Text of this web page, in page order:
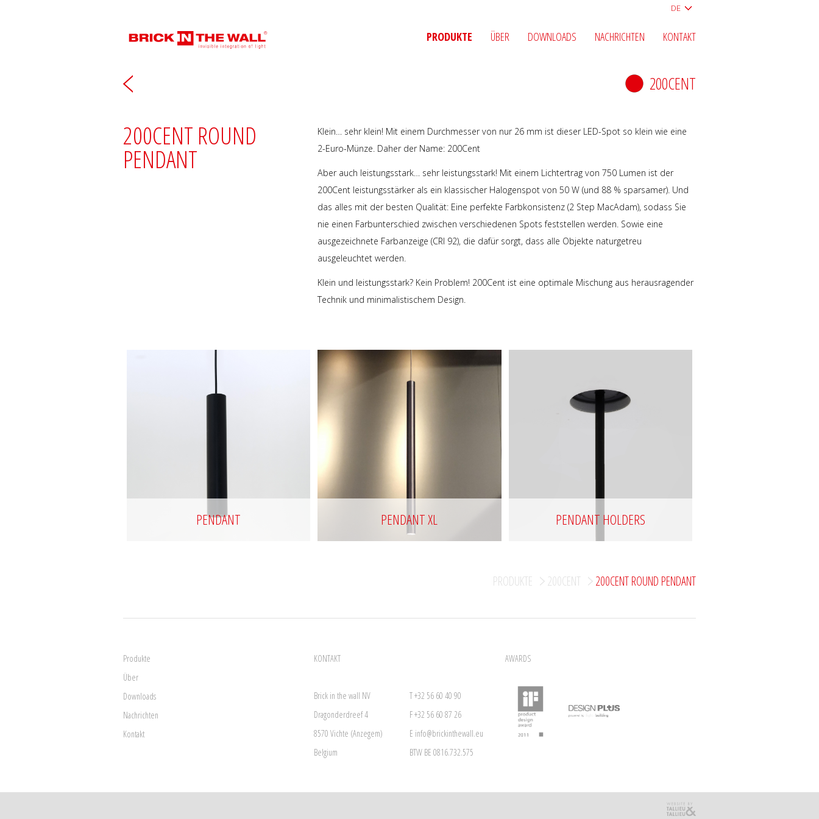
PRODUKTE ÜBER DOWNLOADS NACHRICHTEN KONTAKT
DE
200CENT
200CENT ROUND
PENDANT
Klein… sehr klein! Mit einem Durchmesser von nur 26 mm ist dieser LED-Spot so klein wie eine
2-Euro-Münze. Daher der Name: 200Cent
Aber auch leistungsstark… sehr leistungsstark! Mit einem Lichtertrag von 750 Lumen ist der
200Cent leistungsstärker als ein klassischer Halogenspot von 50 W (und 88 % sparsamer). Und
das alles mit der besten Qualität: Eine perfekte Farbkonsistenz (2 Step MacAdam), sodass Sie
nie einen Farbunterschied zwischen verschiedenen Spots feststellen werden. Sowie eine
ausgezeichnete Farbanzeige (CRI 92), die dafür sorgt, dass alle Objekte naturgetreu
ausgeleuchtet werden.
Klein und leistungsstark? Kein Problem! 200Cent ist eine optimale Mischung aus herausragender
Technik und minimalistischem Design.
PENDANT PENDANT XL PENDANT HOLDERS
PRODUKTE 200CENT 200CENT ROUND PENDANT
Produkte
Über
Downloads
Nachrichten
Kontakt
KONTAKT
Brick in the wall NV
Dragonderdreef 4
8570 Vichte (Anzegem)
Belgium
T +32 56 60 40 90
F +32 56 60 87 26
E info@brickinthewall.eu
BTW BE 0816.732.575
AWARDS